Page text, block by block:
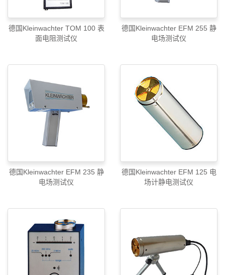
德国Kleinwachter TOM 100 表
面电阻测试仪
德国Kleinwachter EFM 255 静
电场测试仪
德国Kleinwachter EFM 235 静
电场测试仪
德国Kleinwachter EFM 125 电
场计静电测试仪